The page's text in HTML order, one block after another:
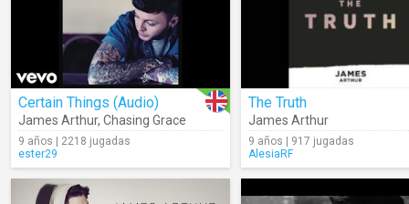
Certain Things (Audio)
James Arthur, Chasing Grace
9 años | 2218 jugadas
ester29
The Truth
James Arthur
9 años | 917 jugadas
AlesiaRF